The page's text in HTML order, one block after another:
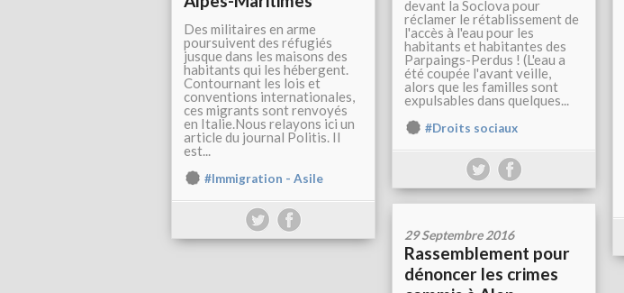
devant la Soclova pour
réclamer le rétablissement de
l'accès à l'eau pour les
habitants et habitantes des
Parpaings-Perdus ! (L'eau a
été coupée l'avant veille,
alors que les familles sont
expulsables dans quelques...
#Droits sociaux
Des militaires en arme
poursuivent des réfugiés
jusque dans les maisons des
habitants qui les hébergent.
Contournant les lois et
conventions internationales,
ces migrants sont renvoyés
en Italie.Nous relayons ici un
article du journal Politis. Il
est...
#Immigration - Asile
29 Septembre 2016
Rassemblement pour
dénoncer les crimes